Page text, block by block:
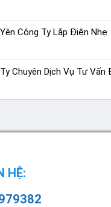
Công Ty Lắp Điện Nhẹ
Chuyên Dịch Vụ Tư Vấn
HỆ: